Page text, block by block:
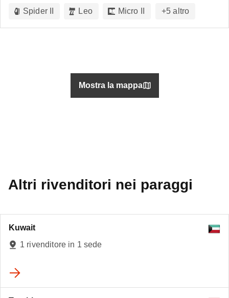
Spider II Leo Micro II +5 altro
Mostra la mappa
Altri rivenditori nei paraggi
Kuwait
1 rivenditore in 1 sede